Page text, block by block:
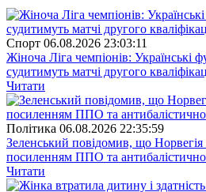
Спорт 06.08.2026 23:03:11
Жіноча Ліга чемпіонів: Українські
судитимуть матчі другого
Читати
Полiтика 06.08.2026 22:35:59
Зеленський повідомив, що Норвегія
посиленням ППО та
Читати